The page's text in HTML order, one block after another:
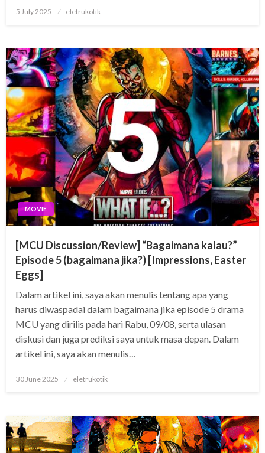
Posted
5 July 2025 eletrukotik
MOVIE
[MCU Discussion/Review] “Bagaimana kalau?”
Episode 5 (bagaimana jika?) [Impressions, Easter
Eggs]
Dalam artikel ini, saya akan menulis tentang apa yang
harus diwaspadai dalam bagaimana jika episode 5 drama
MCU yang dirilis pada hari Rabu, 09/08, serta ulasan
diskusi dan juga prediksi saya untuk masa depan. Dalam
artikel ini, saya akan menulis…
Posted
30 June 2025 eletrukotik